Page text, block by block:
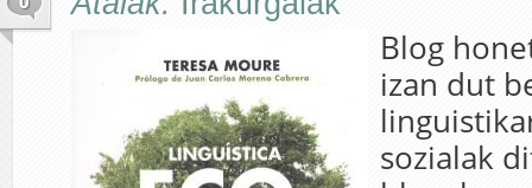
Blog
izan dut
sozialak